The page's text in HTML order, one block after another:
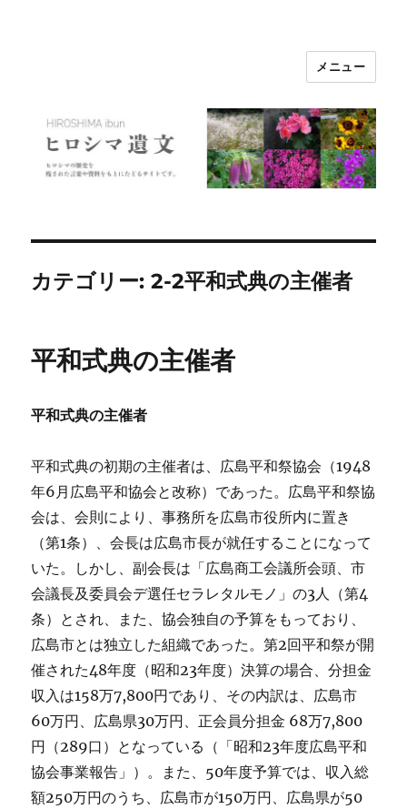
メニュー
カテゴリー:2-2平和式典の主催者
平和式典の主催者
平和式典の主催者
平和式典の初期の主催者は、広島平和祭協会（1948
年6月広島平和協会と改称）であった。広島平和祭協
会は、会則により、事務所を広島市役所内に置き
（第1条）、会長は広島市長が就任することになって
いた。しかし、副会長は「広島商工会議所会頭、市
会議長及委員会デ選任セラレタルモノ」の3人（第4
条）とされ、また、協会独自の予算をもっており、
広島市とは独立した組織であった。第2回平和祭が開
催された48年度（昭和23年度）決算の場合、分担金
収入は158万7,800円であり、その内訳は、広島市
60万円、広島県30万円、正会員分担金 68万7,800
円（289口）となっている（「昭和23年度広島平和
協会事業報告」）。また、50年度予算では、収入総
額250万円のうち、広島市が150万円、広島県が50